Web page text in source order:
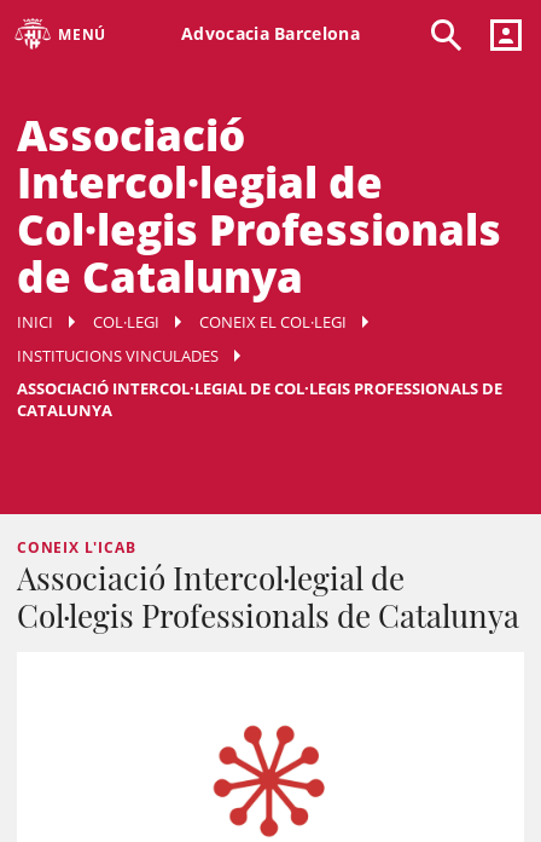
MENÚ Advocacia Barcelona
Associació
Intercol·legial de
Col·legis Professionals
de Catalunya
INICI COL·LEGI
CONEIX EL COL·LEGI
INSTITUCIONS VINCULADES
ASSOCIACIÓ INTERCOL·LEGIAL DE COL·LEGIS PROFESSIONALS DE
CATALUNYA
CONEIX L'ICAB
Associació Intercol·legial de
Col·legis Professionals de Catalunya